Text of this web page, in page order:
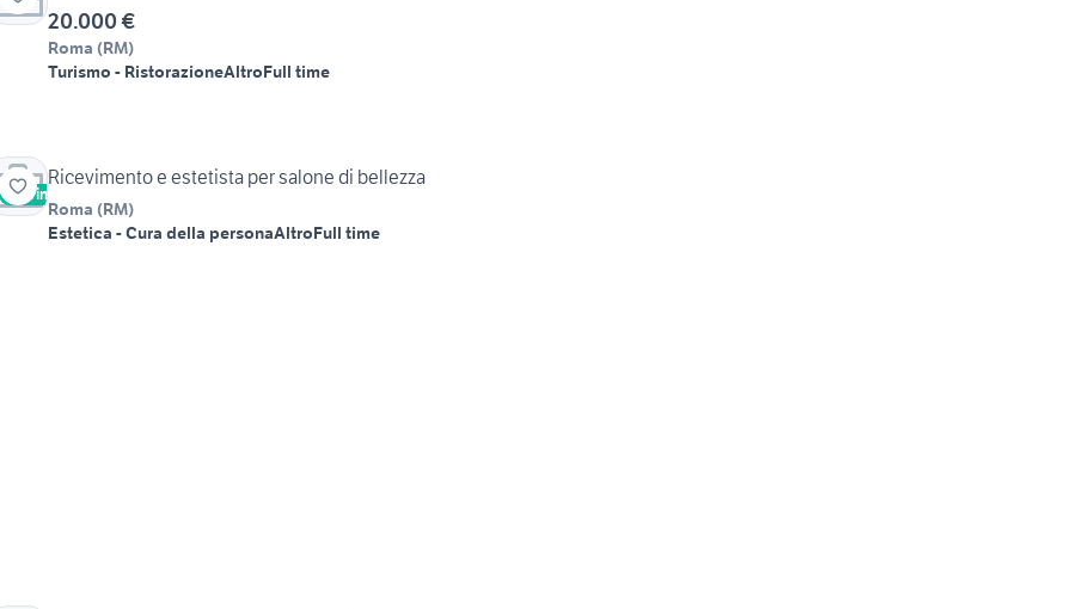
20.000 €
Roma (RM)
Turismo - RistorazioneAltroFull time
Vetrina
Ricevimento e estetista per salone di bellezza
Roma (RM)
Estetica - Cura della personaAltroFull time